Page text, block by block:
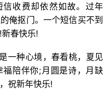
收费却依然如故。过年
俺抠门。一个短信买不到
春快乐!
一种心境，春看桃，夏见
陪伴你;月圆是诗，月缺
祝新年快乐!